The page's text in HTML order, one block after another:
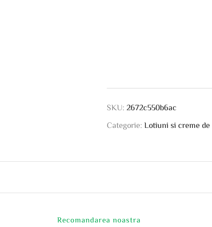
SKU:2672c550b6ac
Categorie:Lotiuni si creme de
Recomandarea noastra